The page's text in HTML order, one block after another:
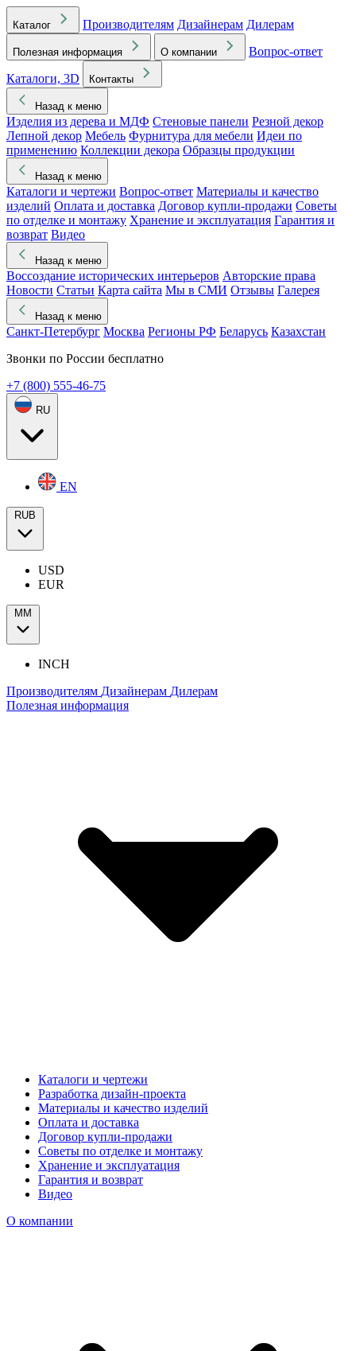
Каталог Производителям Дизайнерам Дилерам
Полезная информация О компании
Вопрос-ответ
Каталоги, 3D
Контакты
Назад к меню
Изделия из дерева и МДФ Стеновые панели Резной декор
Лепной декор Мебель Фурнитура для мебели Идеи по
применению Коллекции декора Образцы продукции
Назад к меню
Каталоги и чертежи Вопрос-ответ Материалы и качество
изделий Оплата и доставка Договор купли-продажи Советы
по отделке и монтажу Хранение и эксплуатация Гарантия и
возврат Видео
Назад к меню
Воссоздание исторических интерьеров Авторские права
Новости Статьи Карта сайта Мы в СМИ Отзывы Галерея
Назад к меню
Санкт-Петербург Москва Регионы РФ Беларусь Казахстан
Звонки по России бесплатно
+7 (800) 555-46-75
RU
EN
RUB
USD
EUR
ММ
INCH
Производителям Дизайнерам Дилерам
Полезная информация
Каталоги и чертежи
Разработка дизайн-проекта
Материалы и качество изделий
Оплата и доставка
Договор купли-продажи
Советы по отделке и монтажу
Хранение и эксплуатация
Гарантия и возврат
Видео
О компании